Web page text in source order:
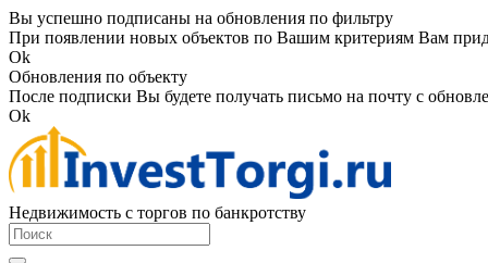
Вы успешно подписаны на обновления по фильтру
При появлении новых объектов по Вашим критериям Вам
Ok
Обновления по объекту
После подписки Вы будете получать письмо на почту с
Ok
Недвижимость с торгов по банкротству